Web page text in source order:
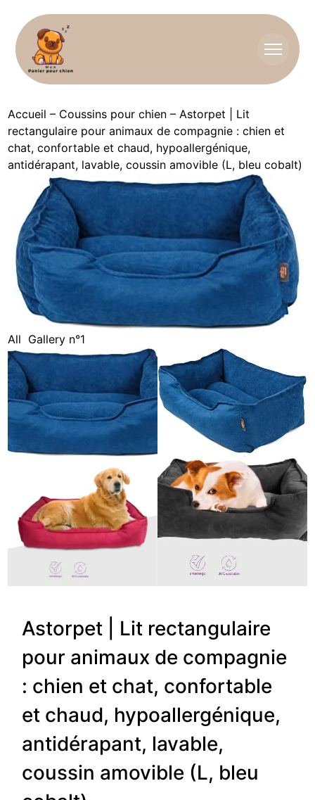
Accueil – Coussins pour chien –Astorpet | Lit
rectangulaire pour animaux de compagnie : chien et
chat, confortable et chaud, hypoallergénique,
antidérapant, lavable, coussin amovible (L, bleu cobalt)
All Gallery n°1
Astorpet | Lit rectangulaire
pour animaux de compagnie
: chien et chat, confortable
et chaud, hypoallergénique,
antidérapant, lavable,
coussin amovible (L, bleu